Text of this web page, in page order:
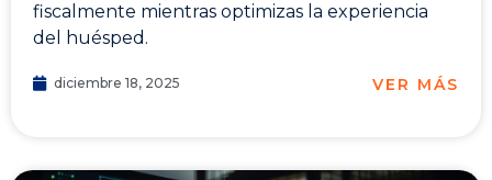
fiscalmente mientras optimizas la experiencia
del huésped.
diciembre 18, 2025 VER MÁS